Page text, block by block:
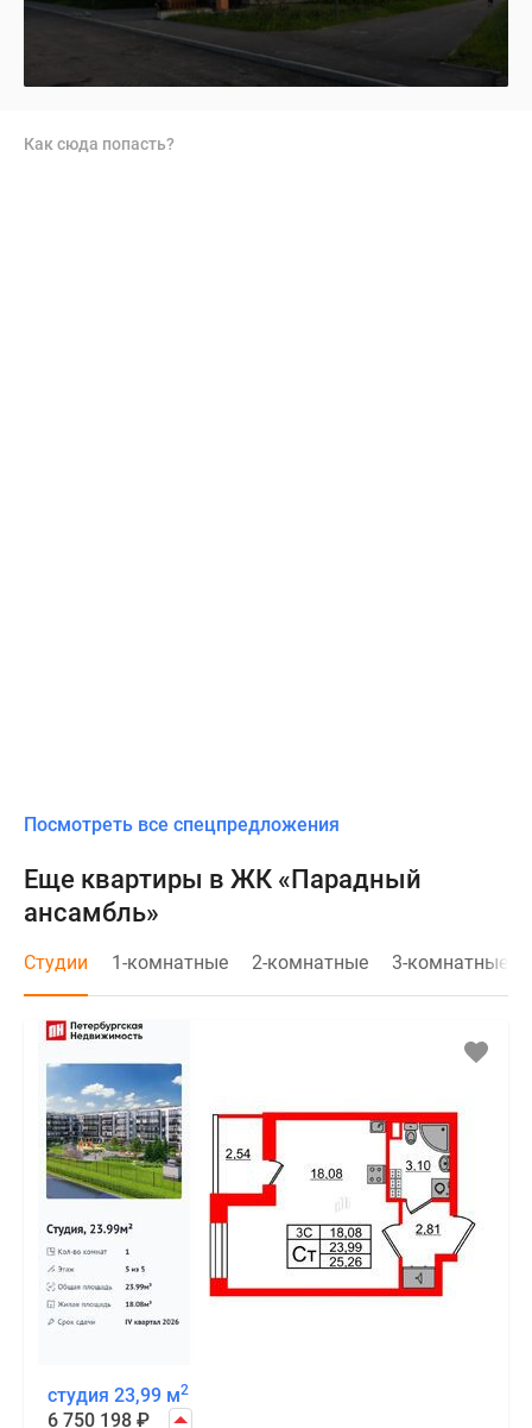
Как сюда попасть?
Посмотреть все спецпредложения
Еще квартиры в ЖК «Парадный
ансамбль»
Студии 1-комнатные 2-комнатные 3-комнатные
студия 23,99 м2
6 750 198 ₽